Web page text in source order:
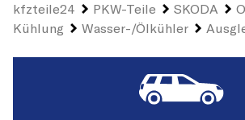
kfzteile24 PKW-Teile SKODA
Kühlung
Wasser-/Ölkühler